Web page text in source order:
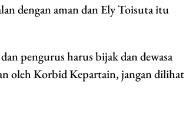
dengan aman dan Ely Toisuta itu
pengurus harus bijak dan dewasa
oleh Korbid Kepartain, jangan dilihat